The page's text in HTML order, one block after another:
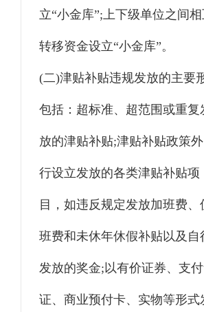
立“小金库”;上下级单位之间相
转移资金设立“小金库”。
(二)津贴补贴违规发放的主要
包括：超标准、超范围或重复
放的津贴补贴;津贴补贴政策外
行设立发放的各类津贴补贴项
目，如违反规定发放加班费、
班费和未休年休假补贴以及自
发放的奖金;以有价证券、支
证、商业预付卡、实物等形式